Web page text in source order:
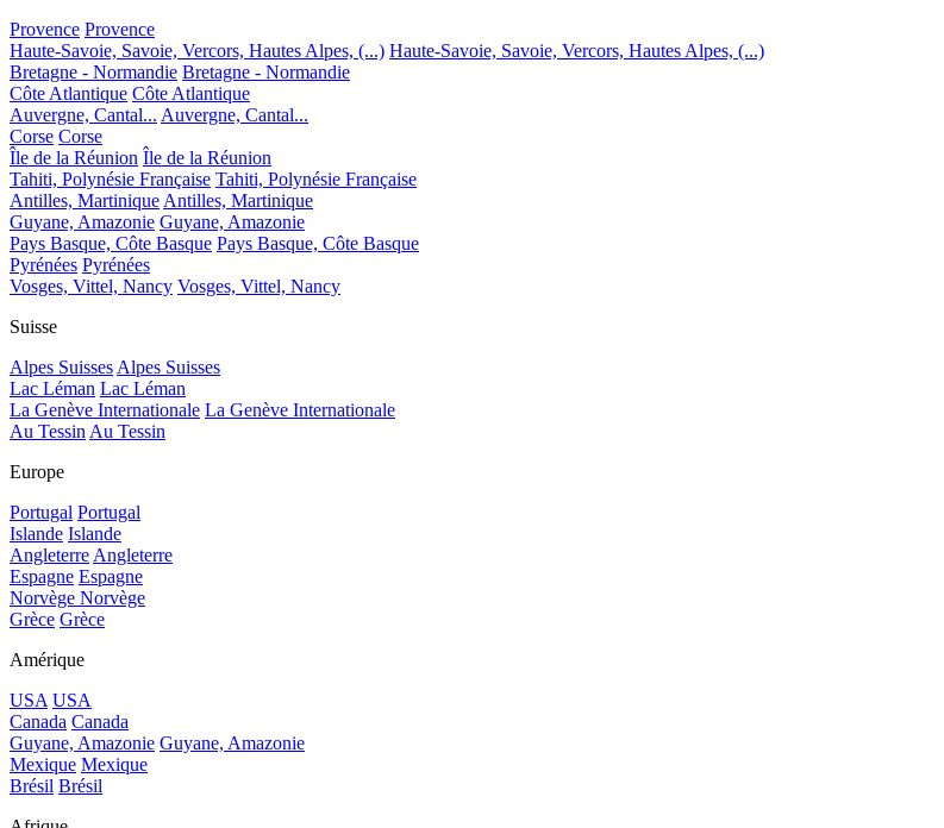
Provence Provence
Haute-Savoie, Savoie, Vercors, Hautes Alpes, (...) Haute-Savoie, Savoie, Vercors, Hautes Alpes, (...)
Bretagne - Normandie Bretagne - Normandie
Côte Atlantique Côte Atlantique
Auvergne, Cantal... Auvergne, Cantal...
Corse Corse
Île de la Réunion Île de la Réunion
Tahiti, Polynésie Française Tahiti, Polynésie Française
Antilles, Martinique Antilles, Martinique
Guyane, Amazonie Guyane, Amazonie
Pays Basque, Côte Basque Pays Basque, Côte Basque
Pyrénées Pyrénées
Vosges, Vittel, Nancy Vosges, Vittel, Nancy
Suisse
Alpes Suisses Alpes Suisses
Lac Léman Lac Léman
La Genève Internationale La Genève Internationale
Au Tessin Au Tessin
Europe
Portugal Portugal
Islande Islande
Angleterre Angleterre
Espagne Espagne
Norvège Norvège
Grèce Grèce
Amérique
USA USA
Canada Canada
Guyane, Amazonie Guyane, Amazonie
Mexique Mexique
Brésil Brésil